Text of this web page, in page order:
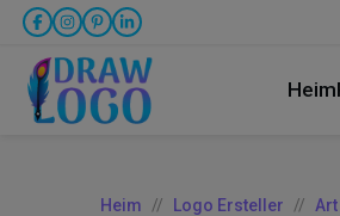
Heim
Heim Logo Ersteller Art